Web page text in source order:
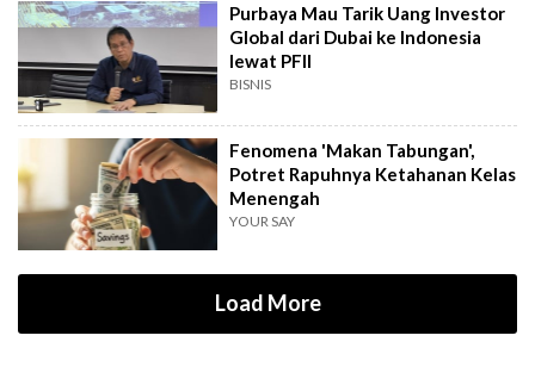
Purbaya Mau Tarik Uang Investor
Global dari Dubai ke Indonesia
lewat PFII
BISNIS
Fenomena 'Makan Tabungan',
Potret Rapuhnya Ketahanan Kelas
Menengah
YOUR SAY
Load More